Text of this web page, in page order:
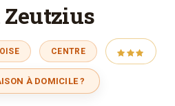
CENTRE
À DOMICILE ?